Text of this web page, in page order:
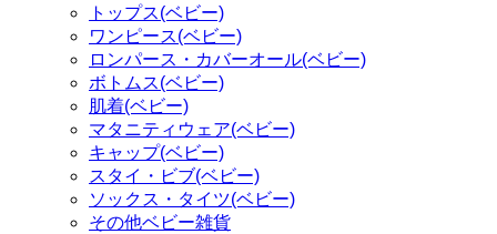
トップス(ベビー)
ワンピース(ベビー)
ロンパース・カバーオール(ベビー)
ボトムス(ベビー)
肌着(ベビー)
マタニティウェア(ベビー)
キャップ(ベビー)
スタイ・ビブ(ベビー)
ソックス・タイツ(ベビー)
その他ベビー雑貨